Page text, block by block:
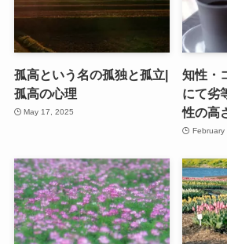
孤高という名の孤独と孤立|
孤高の心理
May 17, 2025
知性・
にて劣
性の高
February